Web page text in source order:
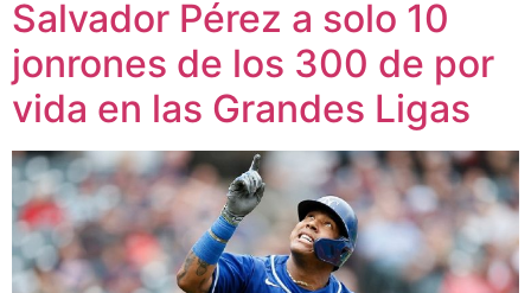
Salvador Pérez a solo 10
jonrones de los 300 de por
vida en las Grandes Ligas